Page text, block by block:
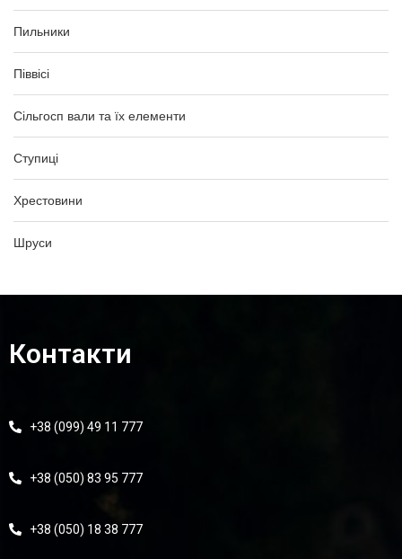
Пильники
Піввісі
Сільгосп вали та їх елементи
Ступиці
Хрестовини
Шруси
Контакти
+38 (099) 49 11 777
+38 (050) 83 95 777
+38 (050) 18 38 777